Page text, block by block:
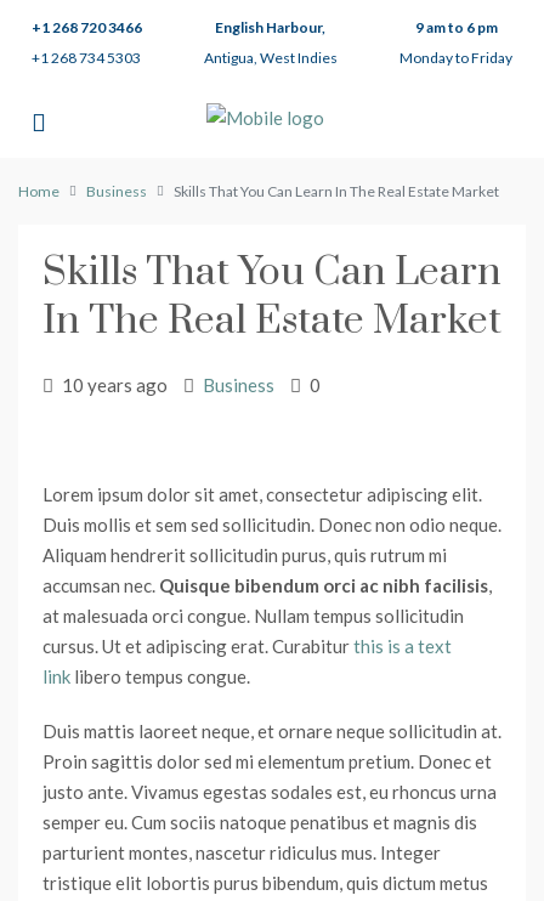
+1 268 720 3466
+1 268 734 5303
English Harbour,
Antigua, West Indies
9 am to 6 pm
Monday to Friday
Home Business Skills That You Can Learn In The Real Estate Market
Skills That You Can Learn
In The Real Estate Market
10 years ago Business 0
Lorem ipsum dolor sit amet, consectetur adipiscing elit.
Duis mollis et sem sed sollicitudin. Donec non odio neque.
Aliquam hendrerit sollicitudin purus, quis rutrum mi
accumsan nec. Quisque bibendum orci ac nibh facilisis,
at malesuada orci congue. Nullam tempus sollicitudin
cursus. Ut et adipiscing erat. Curabiturthis is a text
link libero tempus congue.
Duis mattis laoreet neque, et ornare neque sollicitudin at.
Proin sagittis dolor sed mi elementum pretium. Donec et
justo ante. Vivamus egestas sodales est, eu rhoncus urna
semper eu. Cum sociis natoque penatibus et magnis dis
parturient montes, nascetur ridiculus mus. Integer
tristique elit lobortis purus bibendum, quis dictum metus